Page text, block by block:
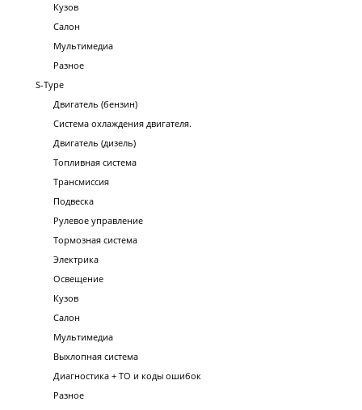
Кузов
Салон
Мультимедиа
Разное
S-Type
Двигатель (бензин)
Система охлаждения двигателя.
Двигатель (дизель)
Топливная система
Трансмиссия
Подвеска
Рулевое управление
Тормозная система
Электрика
Освещение
Кузов
Салон
Мультимедиа
Выхлопная система
Диагностика + ТО и коды ошибок
Разное